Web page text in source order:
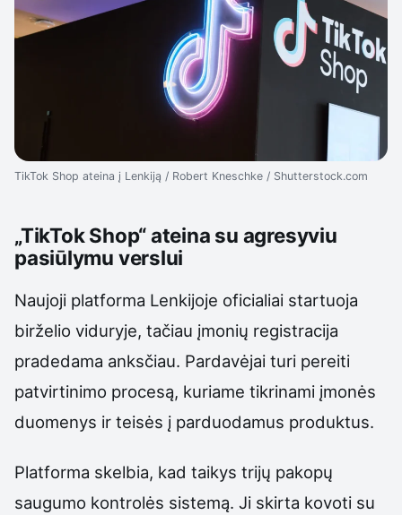
TikTok Shop ateina į Lenkiją / Robert Kneschke / Shutterstock.com
„TikTok Shop“ ateina su agresyviu
pasiūlymu verslui
Naujoji platforma Lenkijoje oficialiai startuoja
birželio viduryje, tačiau įmonių registracija
pradedama anksčiau. Pardavėjai turi pereiti
patvirtinimo procesą, kuriame tikrinami įmonės
duomenys ir teisės į parduodamus produktus.
Platforma skelbia, kad taikys trijų pakopų
saugumo kontrolės sistemą. Ji skirta kovoti su